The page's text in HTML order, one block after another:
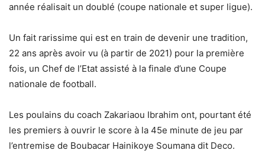
année réalisait un doublé (coupe nationale et super ligue).
Un fait rarissime qui est en train de devenir une tradition,
22 ans après avoir vu (à partir de 2021) pour la première
fois, un Chef de l’Etat assisté à la finale d’une Coupe
nationale de football.
Les poulains du coach Zakariaou Ibrahim ont, pourtant été
les premiers à ouvrir le score à la 45e minute de jeu par
l’entremise de Boubacar Hainikoye Soumana dit Deco.